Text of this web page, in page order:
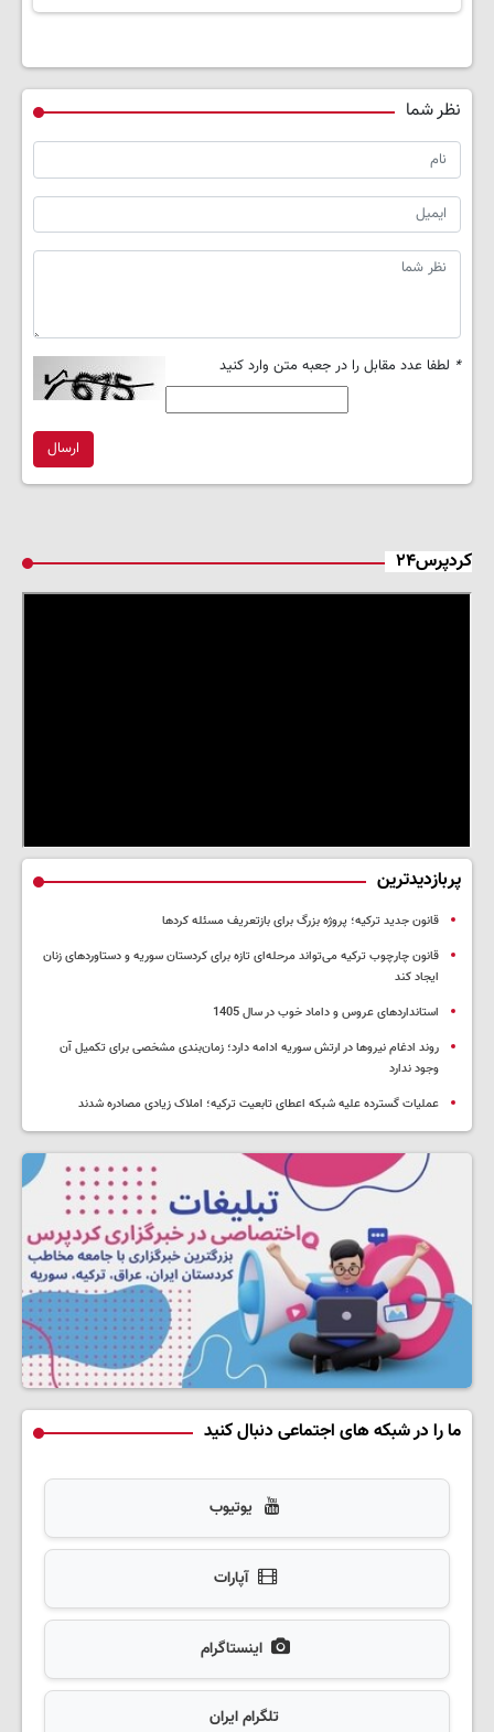
نظر شما
* لطفا عدد مقابل را در جعبه متن وارد کنید
ارسال
کردپرس۲۴
پربازدیدترین
قانون جدید ترکیه؛ پروژه بزرگ‌ برای بازتعریف مسئله کردها
قانون چارچوب ترکیه می‌تواند مرحله‌ای تازه برای کردستان سوریه و دستاوردهای زنان
ایجاد کند
استانداردهای عروس و داماد خوب در سال 1405
روند ادغام نیروها در ارتش سوریه ادامه دارد؛ زمان‌بندی مشخصی برای تکمیل آن
وجود ندارد
عملیات گسترده علیه شبکه اعطای تابعیت ترکیه؛ املاک زیادی مصادره شدند
ما را در شبکه های اجتماعی دنبال کنید
یوتیوب
آپارات
اینستاگرام
تلگرام ایران